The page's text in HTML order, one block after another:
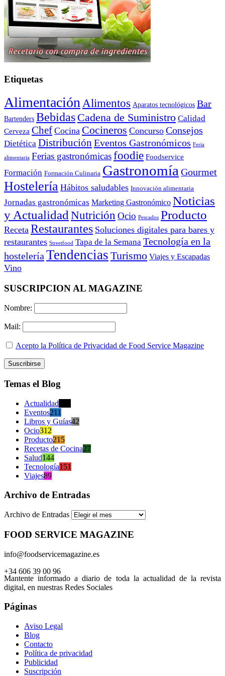
Etiquetas
Alimentación Alimentos Aparatos tecnológicos Bar
Bartenders Bebidas Cadena de Suministro Calidad
Cerveza Chef Cocina Cocineros Concurso Consejos
Dietética Distribución Eventos Gastronómicos Feria
alimentaria Ferias gastronómicasfoodie Foodservice
Formación Formación Culinaria Gastronomía Gourmet
Hostelería Hábitos saludables Innovación alimentaria
Jornadas gastronómicas Marketing Gastronómico Noticias
y Actualidad Nutrición Ocio Pescados Producto
Receta Restaurantes Soluciones digitales para bares y
restaurantes Streetfood Tapa de la Semana Tecnología en la
hostelería Tendencias Turismo Viajes y Escapadas
Vino
SUSCRIPCION AL MAGAZINE
Nombre:
Mail:
Acepto la Política de Privacidad de Food Service Magazine
Temas el Blog
Actualidad
Eventos211
Libros y Guías42
Ocio312
Producto215
Recetas de Cocina27
Salud144
Tecnología151
Viajes89
Archivo de Entradas
Archivo de Entradas
FOOD SERVICE MAGAZINE
info@foodservicemagazine.es
+34 606 39 00 96
Mantente informado a diario de toda la actualidad de la revista
digital, en nuestras Redes Sociales
Páginas
Aviso Legal
Blog
Contacto
Política de privacidad
Publicidad
Suscripción